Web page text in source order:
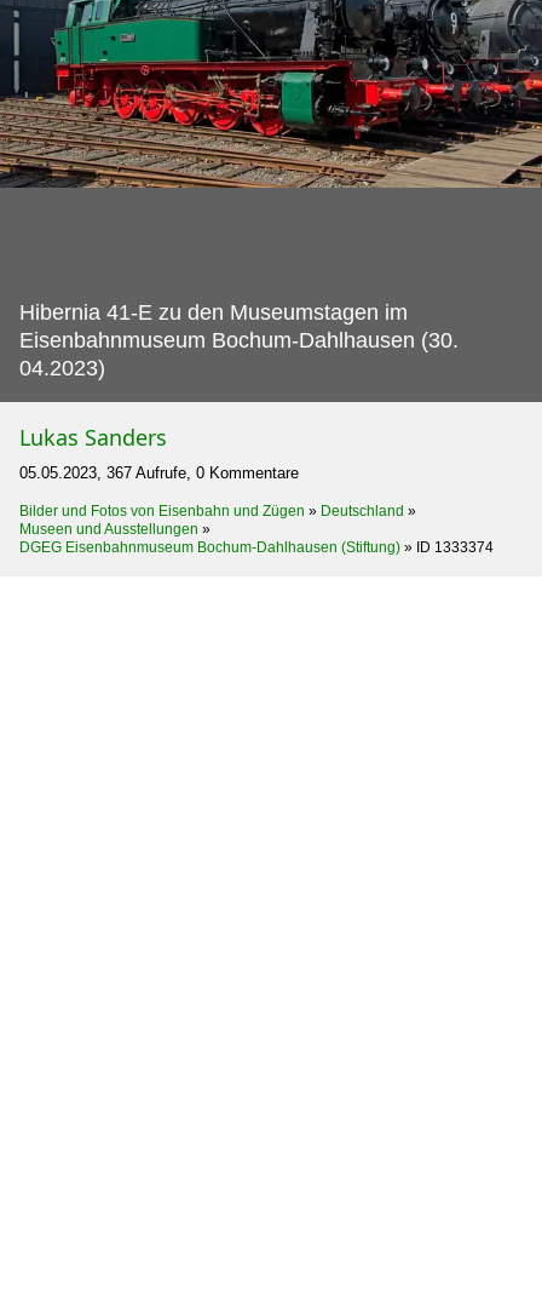
Hibernia 41-E zu den Museumstagen im
Eisenbahnmuseum Bochum-Dahlhausen (30.
04.2023)
Lukas Sanders
05.05.2023, 367 Aufrufe, 0 Kommentare
Bilder und Fotos von Eisenbahn und Zügen » Deutschland »
Museen und Ausstellungen »
DGEG Eisenbahnmuseum Bochum-Dahlhausen (Stiftung) » ID 1333374